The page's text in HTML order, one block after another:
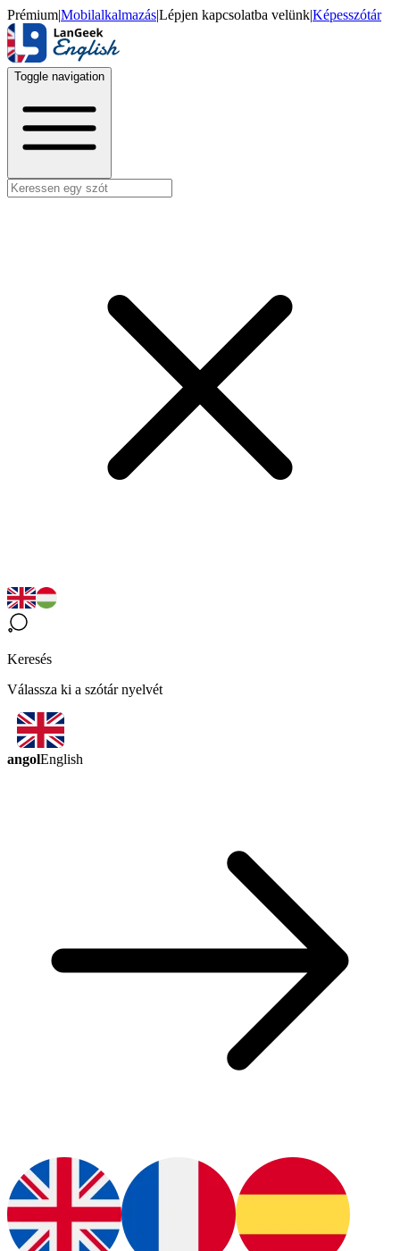
Prémium|Mobilalkalmazás|Lépjen kapcsolatba velünk|Képesszótár
Toggle navigation
Keresés
Válassza ki a szótár nyelvét
angolEnglish